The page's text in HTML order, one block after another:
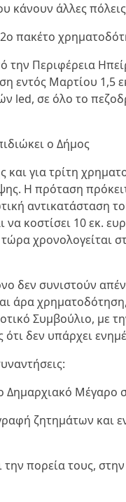
κάνουν άλλες
πακέτο
Περιφέρεια
εντός Μαρτίου 1,5
led, σε όλο το
ο Δήμος
και για τρίτη
Η πρόταση
αντικατάσταση
κοστίσει 10 εκ.
χρονολογείται
δεν συνιστούν
άρα
Συμβούλιο, με
ότι δεν υπάρχει
Μέγαρο
ζητημάτων και
πορεία τους,